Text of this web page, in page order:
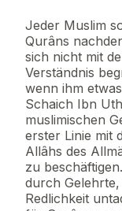
Jeder Muslim
Qurâns
sich nicht mit
Verständnis
wenn ihm
Schaich Ibn
muslimischen
erster Linie mit
Allâhs des
zu
durch
Redlichkeit